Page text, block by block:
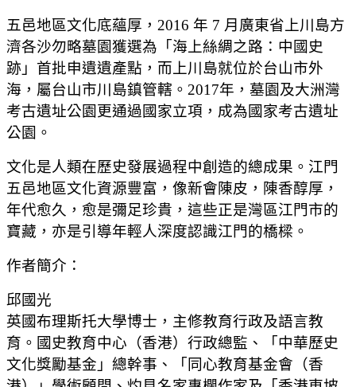
五邑地區文化底蘊厚，2016 年 7 月廣東省上川島方
濟各沙勿略墓園獲選為「海上絲綢之路：中國史
跡」首批申遺遺產點，而上川島就位於台山市外
海，屬台山市川島鎮管轄。2017年，墓園及大洲灣
考古遺址公園更通過國家立項，成為國家考古遺址
公園。
文化是人類在歷史發展過程中創造的總成果。江門
五邑地區文化資源豐富，像新會陳皮，陳香醇厚，
年代愈久，愈是彌足珍貴，這些正是灣區江門市的
寶藏，亦是引導年輕人深度認識江門的橋樑。
作者簡介：
邱國光
英國布理斯托大學博士，主修教育行政及語言教
育。國史教育中心（香港）行政總監、「中華歷史
文化獎勵基金」總幹事、「同心教育基金會（香